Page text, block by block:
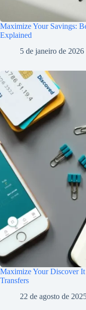
Maximize Your Savings:
Explained
5 de janeiro de 2026
Maximize Your Discover
Transfers
22 de agosto de